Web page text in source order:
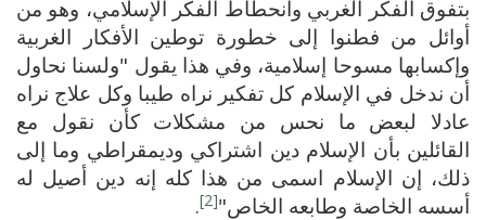
بتفوق الفكر الغربي وانحطاط الفكر الإسلامي، وهو من
أوائل من فطنوا إلى خطورة توطين الأفكار الغربية
وإكسابها مسوحا إسلامية، وفي هذا يقول "ولسنا نحاول
أن ندخل في الإسلام كل تفكير نراه طيبا وكل علاج نراه
عادلا لبعض ما نحس من مشكلات كأن نقول مع
القائلين بأن الإسلام دين اشتراكي وديمقراطي وما إلى
ذلك، إن الإسلام اسمى من هذا كله إنه دين أصيل له
أسسه الخاصة وطابعه الخاص"[2]
.